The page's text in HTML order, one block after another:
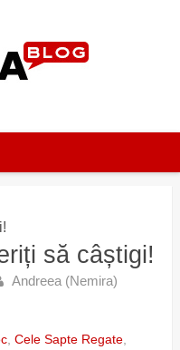
să câștigi!
Andreea (Nemira)
, Cele Sapte Regate,